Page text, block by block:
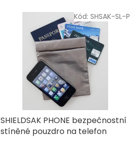
SHIELDSAK PHONE bezpečnostní
stíněné pouzdro na telefon
Kód: SHSAK-SL-P